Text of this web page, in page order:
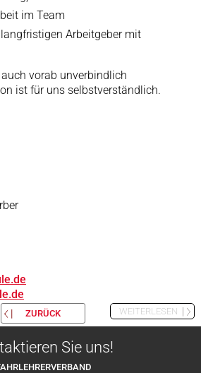
im Team
Arbeitgeber mit
vorab unverbindlich
ist für uns selbstverständlich.
ZURÜCK WEITERLESEN
Sie uns!